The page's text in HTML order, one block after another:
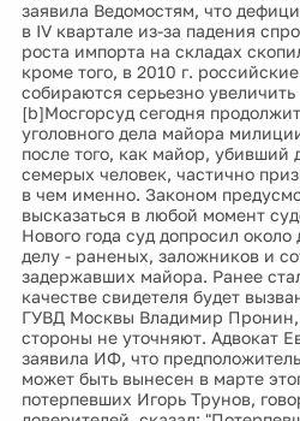
заявила Ведомостям, что
в IV квартале из-за падения
роста импорта на складах
кроме того, в 2010 г.
собираются серьезно
[b]Мосгорсуд сегодня
уголовного дела майора
после того, как майор,
семерых человек, частично
в чем именно. Законом
высказаться в любой момент
Нового года суд допросил около
делу - раненых, заложников и
задержавших майора. Ранее
качестве свидетеля будет
ГУВД Москвы Владимир Пронин,
стороны не уточняют. Адвокат
заявила ИФ, что
может быть вынесен в марте
потерпевших Игорь Трунов,